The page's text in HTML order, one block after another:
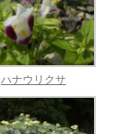
ハナウリクサ